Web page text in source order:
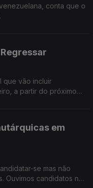
conta que o
que vão incluir
a partir do próximo
em
se mas não
Ouvimos candidatos na